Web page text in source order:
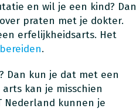
en wil je een kind? Dan
praten met je dokter.
erfelijkheidsarts. Het
.
Dan kun je dat met een
kan je misschien
Nederland kunnen je